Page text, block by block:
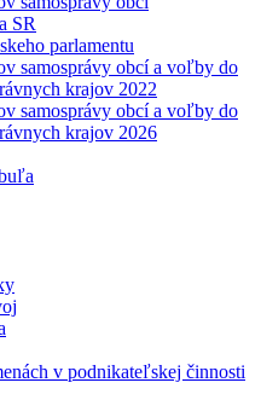
SR
parlamentu
samosprávy obcí a voľby do
krajov 2022
samosprávy obcí a voľby do
krajov 2026
v podnikateľskej činnosti